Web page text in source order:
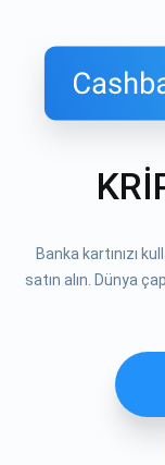
Banka kartınızı
satın alın. Dünya